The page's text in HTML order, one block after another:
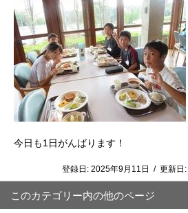
今日も1日がんばります！
登録日: 2025年9月11日 / 更新日:
このカテゴリー内の他のページ